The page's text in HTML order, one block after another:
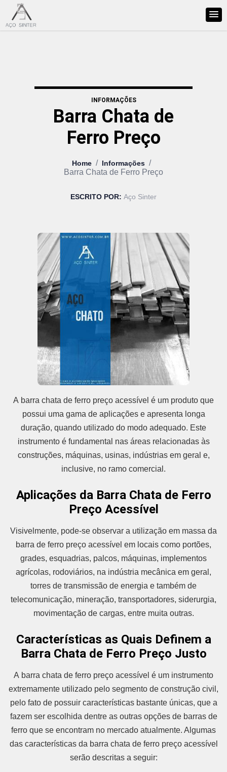
INFORMAÇÕES
Barra Chata de
Ferro Preço
Home / Informações /
Barra Chata de Ferro Preço
ESCRITO POR: Aço Sinter
A barra chata de ferro preço acessível é um produto que
possui uma gama de aplicações e apresenta longa
duração, quando utilizado do modo adequado. Este
instrumento é fundamental nas áreas relacionadas às
construções, máquinas, usinas, indústrias em geral e,
inclusive, no ramo comercial.
Aplicações da Barra Chata de Ferro
Preço Acessível
Visivelmente, pode-se observar a utilização em massa da
barra de ferro preço acessível em locais como portões,
grades, esquadrias, palcos, máquinas, implementos
agrícolas, rodoviários, na indústria mecânica em geral,
torres de transmissão de energia e também de
telecomunicação, mineração, transportadores, siderurgia,
movimentação de cargas, entre muita outras.
Características as Quais Definem a
Barra Chata de Ferro Preço Justo
A barra chata de ferro preço acessível é um instrumento
extremamente utilizado pelo segmento de construção civil,
pelo fato de possuir características bastante únicas, que a
fazem ser escolhida dentre as outras opções de barras de
ferro que se encontram no mercado atualmente. Algumas
das características da barra chata de ferro preço acessível
serão descritas a seguir: